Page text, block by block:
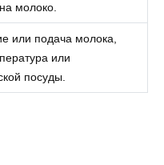
молоко.
или подача молока,
или
посуды.